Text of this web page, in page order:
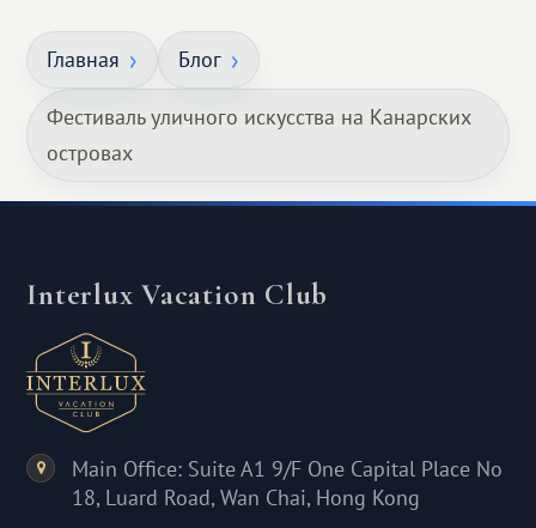
Главная Блог
Фестиваль уличного искусства на Канарских
островах
Interlux Vacation Club
Main Office: Suite A1 9/F One Capital Place No
18, Luard Road, Wan Chai, Hong Kong